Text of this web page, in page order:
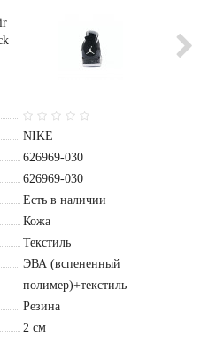
NIKE
626969-030
626969-030
Есть в наличии
Кожа
Текстиль
ЭВА (вспененный
полимер)+текстиль
Резина
2 см